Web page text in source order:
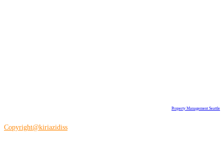
Property Management Seattle
Copyright@kiriazidiss